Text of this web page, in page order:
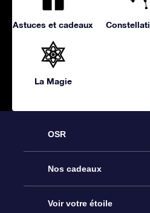
Astuces et cadeaux
La Magie
OSR
Service
À propos de l’OSR
Nos cadeaux
Cadeau d’étoile en ligne
Voir votre étoile